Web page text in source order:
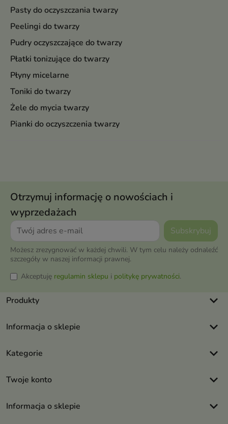
Pasty do oczyszczania twarzy
Peelingi do twarzy
Pudry oczyszczające do twarzy
Płatki tonizujące do twarzy
Płyny micelarne
Toniki do twarzy
Żele do mycia twarzy
Pianki do oczyszczenia twarzy
Otrzymuj informację o nowościach i
wyprzedażach
Możesz zrezygnować w każdej chwili. W tym celu należy odnaleźć
szczegóły w naszej informacji prawnej.
Akceptuję regulamin sklepu i politykę prywatności.
Produkty keyboard_arrow_down
Informacja o sklepie keyboard_arrow_down
Kategorie keyboard_arrow_down
Twoje konto keyboard_arrow_down
Informacja o sklepie keyboard_arrow_down